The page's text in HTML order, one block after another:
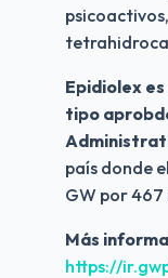
Epidiolex
tipo
país donde
GW por 467
Más
https://